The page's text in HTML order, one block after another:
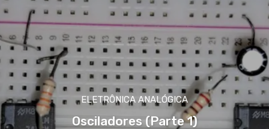
ELETRÔNICA ANALÓGICA
Osciladores (Parte 1)